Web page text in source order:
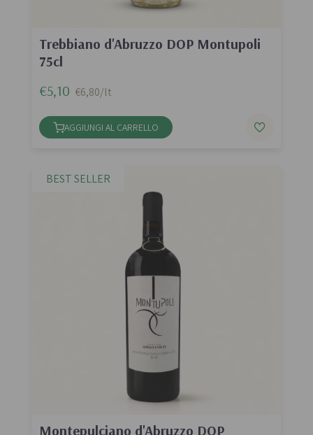
Trebbiano d'Abruzzo DOP Montupoli
75cl
€5,10 €6,80/lt
AGGIUNGI AL CARRELLO
Montepulciano d'Abruzzo DOP
BEST SELLER